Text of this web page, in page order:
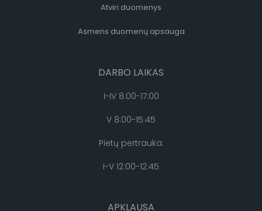
Atviri duomenys
Asmens duomenų apsauga
DARBO LAIKAS
I-IV 8:00-17:00
V 8:00-15:45
Pietų pertrauka:
I-V 12:00-12:45
APKLAUSA